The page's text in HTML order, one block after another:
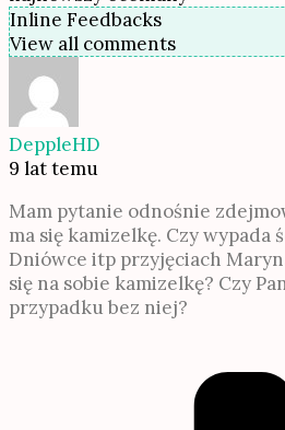
Inline Feedbacks
View all comments
DeppleHD
9 lat temu
Mam pytanie odnośnie
ma się kamizelkę. Czy wypada
Dniówce itp przyjęciach
się na sobie kamizelkę? Czy
przypadku bez niej?